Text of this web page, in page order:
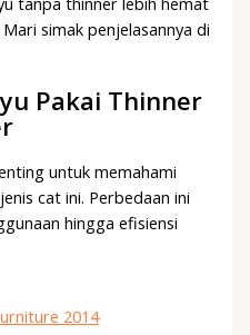
simak penjelasannya di
Pakai Thinner
untuk memahami
cat ini. Perbedaan ini
hingga efisiensi
2014